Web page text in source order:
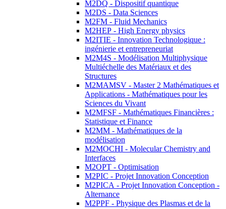
M2DQ - Dispositif quantique
M2DS - Data Sciences
M2FM - Fluid Mechanics
M2HEP - High Energy physics
M2ITIE - Innovation Technologique :
ingénierie et entrepreneuriat
M2M4S - Modélisation Multiphysique
Multiéchelle des Matériaux et des
Structures
M2MAMSV - Master 2 Mathématiques et
Applications - Mathématiques pour les
Sciences du Vivant
M2MFSF - Mathématiques Financières :
Statistique et Finance
M2MM - Mathématiques de la
modélisation
M2MOCHI - Molecular Chemistry and
Interfaces
M2OPT - Optimisation
M2PIC - Projet Innovation Conception
M2PICA - Projet Innovation Conception -
Alternance
M2PPF - Physique des Plasmas et de la